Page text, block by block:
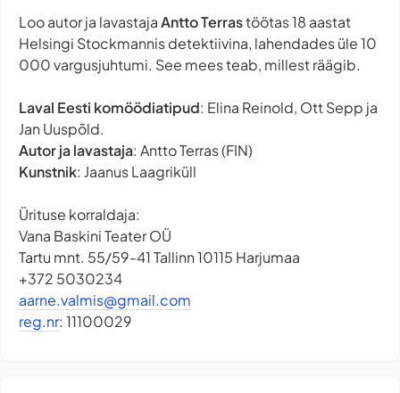
Loo autor ja lavastajaAntto Terrastöötas 18 aastat
Helsingi Stockmannis detektiivina, lahendades üle 10
000 vargusjuhtumi. See mees teab, millest räägib.
Laval Eesti komöödiatipud: Elina Reinold, Ott Sepp ja
Jan Uuspõld.
Autor ja lavastaja: Antto Terras (FIN)
Kunstnik: Jaanus Laagriküll
Ürituse korraldaja:
Vana Baskini Teater OÜ
Tartu mnt. 55/59-41 Tallinn 10115 Harjumaa
+372 5030234
aarne.valmis@gmail.com
reg.nr: 11100029